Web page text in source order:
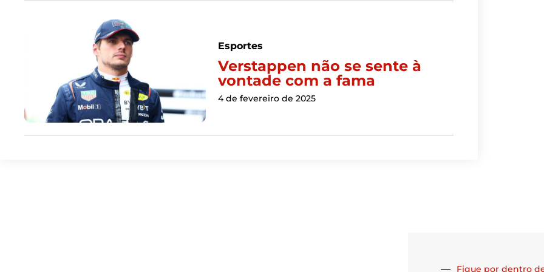
Esportes
Verstappen não se sente à
vontade com a fama
4 de fevereiro de 2025
Fique por dentro